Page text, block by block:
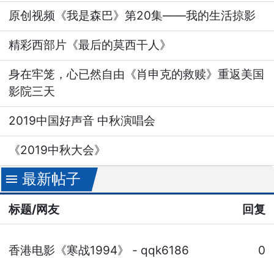
原创视频《我是森巴》第20集——我的生活掠影
精彩西部片《最后的莫西干人》
身在牢笼，心已然自由《肖申克的救赎》重返美国
影院三天
2019中国好声音 中秋演唱会
《2019中秋大会》
menu 最新帖子
标题/网友 回复
香港电影《寒战1994》 - qqk6186 0